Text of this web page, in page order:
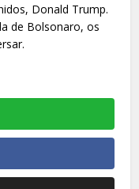
Donald Trump.
de Bolsonaro, os